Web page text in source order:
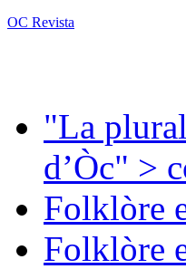
OC Revista
"La
d’Òc" >
Folklòre
Folklòre